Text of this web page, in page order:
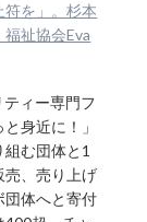
符を」。杉本
祉協会Eva
ティー専門フ
身近に！」
む団体と1
売、売り上げ
団体へと寄付